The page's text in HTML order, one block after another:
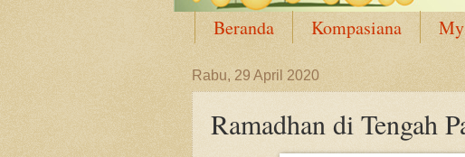
Beranda Kompasiana
Rabu, 29 April 2020
Ramadhan di Tengah